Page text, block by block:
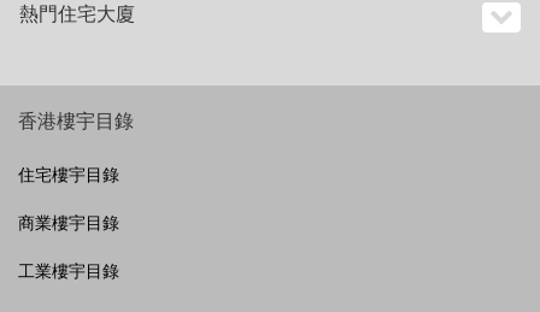
熱門住宅大廈
香港樓宇目錄
住宅樓宇目錄
商業樓宇目錄
工業樓宇目錄